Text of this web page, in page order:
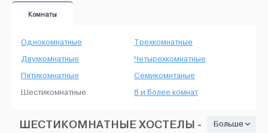
Комнаты
Однокомнатные
Двухкомнатные
Трехкомнатные
Четырехкомнатные
Пятикомнатные
Шестикомнатные
Семикомнтаные
8 и более комнат
ШЕСТИКОМНАТНЫЕ ХОСТЕЛЫ -
Больше